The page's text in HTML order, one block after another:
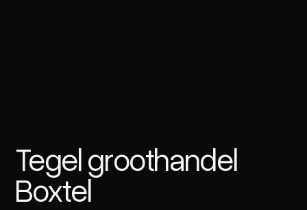
Tegel groothandel
Boxtel